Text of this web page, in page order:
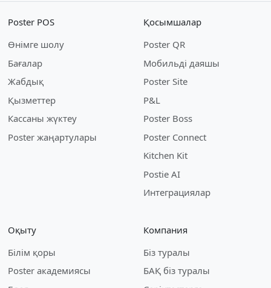
Poster POS
Өнімге шолу
Бағалар
Жабдық
Қызметтер
Кассаны жүктеу
Poster жаңартулары
Қосымшалар
Poster QR
Мобильді даяшы
Poster Site
P&L
Poster Boss
Poster Connect
Kitchen Kit
Postie AI
Интеграциялар
Оқыту
Білім қоры
Poster академиясы
Компания
Біз туралы
БАҚ біз туралы